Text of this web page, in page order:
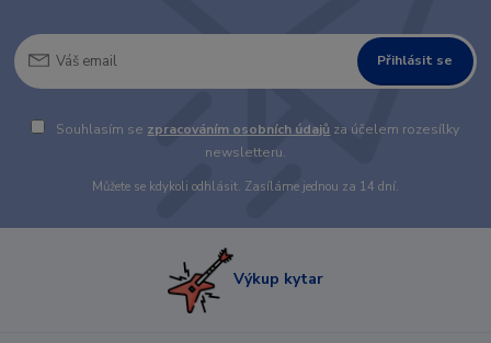
Přihlásit se
Souhlasím se zpracováním osobních údajů za účelem rozesílky
newsletteru.
Můžete se kdykoli odhlásit. Zasíláme jednou za 14 dní.
Výkup kytar